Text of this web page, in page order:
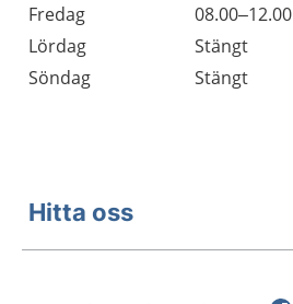
Fredag
08.00–12.00
Lördag
Stängt
Söndag
Stängt
Hitta oss